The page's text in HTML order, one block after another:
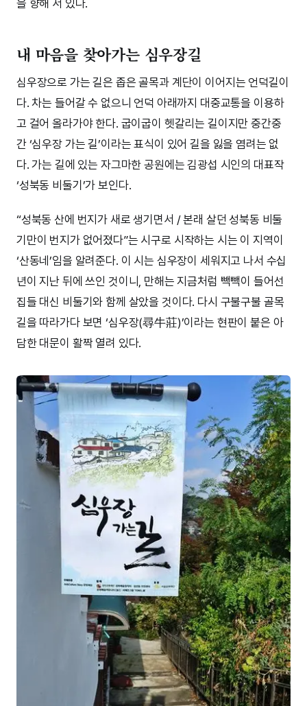
을 향해 서 있다.
내 마음을 찾아가는 심우장길
심우장으로 가는 길은 좁은 골목과 계단이 이어지는 언덕길이
다. 차는 들어갈 수 없으니 언덕 아래까지 대중교통을 이용하
고 걸어 올라가야 한다. 굽이굽이 헷갈리는 길이지만 중간중
간 ‘심우장 가는 길’이라는 표식이 있어 길을 잃을 염려는 없
다. 가는 길에 있는 자그마한 공원에는 김광섭 시인의 대표작
‘성북동 비둘기’가 보인다.
“성북동 산에 번지가 새로 생기면서 / 본래 살던 성북동 비둘
기만이 번지가 없어졌다”는 시구로 시작하는 시는 이 지역이
‘산동네’임을 알려준다. 이 시는 심우장이 세워지고 나서 수십
년이 지난 뒤에 쓰인 것이니, 만해는 지금처럼 빽빽이 들어선
집들 대신 비둘기와 함께 살았을 것이다. 다시 구불구불 골목
길을 따라가다 보면 ‘심우장(尋牛莊)’이라는 현판이 붙은 아
담한 대문이 활짝 열려 있다.